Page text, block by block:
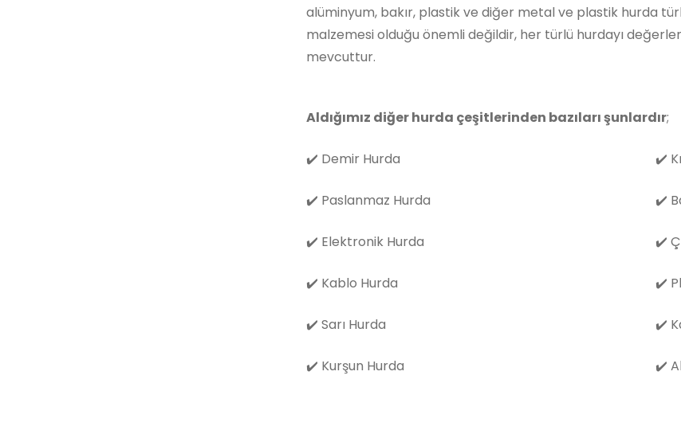
alüminyum, bakır, plastik ve diğer metal ve plastik hurda
malzemesi olduğu önemli değildir, her türlü hurdayı
mevcuttur.
Aldığımız diğer hurda çeşitlerinden bazıları şunlardır;
✔️ Demir Hurda
✔️ Paslanmaz Hurda
✔️ Elektronik Hurda
✔️ Kablo Hurda
✔️ Sarı Hurda
✔️ Kurşun Hurda
✔️
✔️
✔️
✔️
✔️
✔️